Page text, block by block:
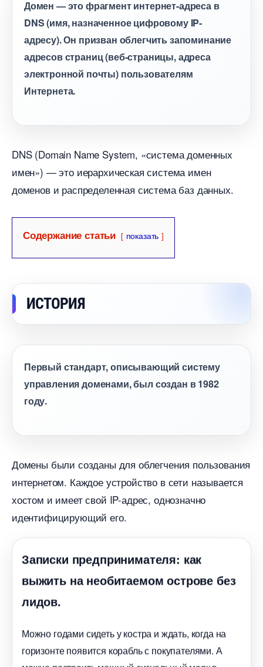
Домен — это фрагмент интернет-адреса
DNS (имя, назначенное цифровому IP-
адресу). Он призван облегчить запоминание
адресов страниц (веб-страницы, адреса
электронной почты) пользователям
Интернета.
DNS (Domain Name System, «система доменных
имен») — это иерархическая система имен
доменов и распределенная система баз данных.
Содержание статьи показать
ИСТОРИЯ
Первый стандарт, описывающий систему
управления доменами, был создан в 1982
оду.
Домены были созданы для облегчения пользования
интернетом. Каждое устройство в сети называется
хостом и имеет свой IP-адрес, однозначно
идентифицирующий его.
Записки предпринимателя: как
ыжить на необитаемом острове без
лидов.
Можно годами сидеть у костра и ждать, когда на
оризонте появится корабль с покупателями. А